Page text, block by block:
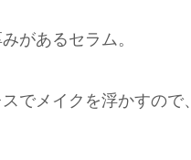
があるセラム。
でメイクを浮かすの